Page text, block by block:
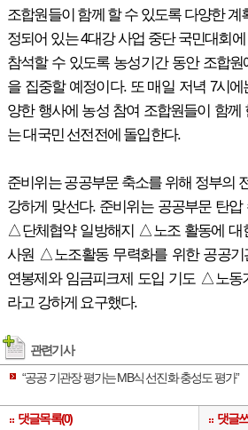
조합원들이 함께 할 수 있도록 다양한 계
정되어 있는 4대강 사업 중단 국민대회
참석할 수 있도록 농성기간 동안 조합
을 집중할 예정이다. 또 매일 저녁 7시
양한 행사에 농성 참여 조합원들이 함께
는 대국민 선전전에 돌입한다.
준비위는 공공부문 축소를 위해 정부의
강하게 맞선다. 준비위는 공공부문 탄
△단체협약 일방해지 △노조 활동에 대
사원 △노조활동 무력화를 위한 공공
연봉제와 임금피크제 도입 기도 △노동
라고 강하게 요구했다.
관련기사
“공공 기관장 평가는 MB식 선진화 충성도 평가”
댓글목록(0) 댓글